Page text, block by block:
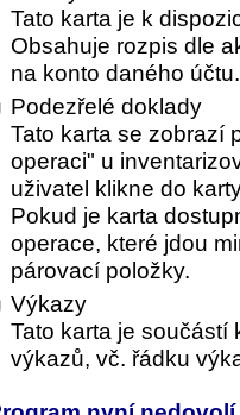
Tato karta je k
Obsahuje rozpis dle
na konto daného účtu.
Podezřelé doklady
Tato karta se zobrazí
operaci" u
uživatel klikne do
Pokud je karta
operace, které jdou
párovací položky.
Výkazy
Tato karta je součástí
výkazů, vč. řádku